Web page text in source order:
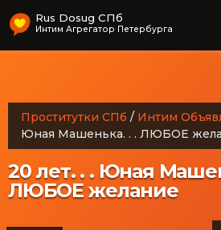
Rus Dosug СПб
Проститутки СПб / Интим
Юная Машенька. . . ЛЮБОЕ
20 лет. . . Юная
ЛЮБОЕ желание